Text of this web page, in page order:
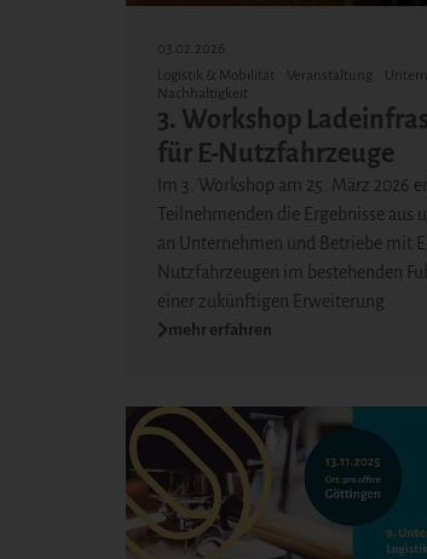
03.02.2026
Logistik & Mobilität
Veranstaltung
Nachhaltigkeit
3. Workshop
für E-Nutzfahrzeuge
Im 3. Workshop am 25. März 2026
Teilnehmenden die Ergebnisse aus
an Unternehmen und Betriebe mit E-
Nutzfahrzeugen im bestehenden
einer zukünftigen Erweiterung.
mehr erfahren